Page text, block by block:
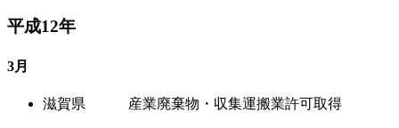
平成12年
3月
滋賀県 産業廃棄物・収集運搬業許可取得